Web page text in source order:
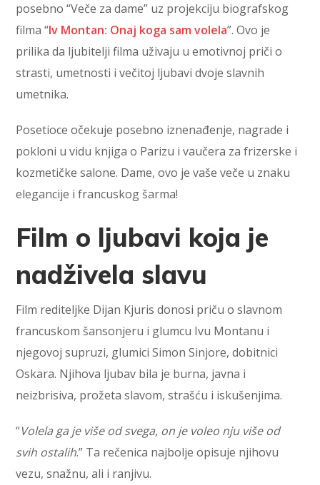
posebno “Veče za dame” uz projekciju biografskog
filma “Iv Montan: Onaj koga sam volela”. Ovo je
prilika da ljubitelji filma uživaju u emotivnoj priči o
strasti, umetnosti i večitoj ljubavi dvoje slavnih
umetnika.
Posetioce očekuje posebno iznenađenje, nagrade i
pokloni u vidu knjiga o Parizu i vaučera za frizerske i
kozmetičke salone. Dame, ovo je vaše veče u znaku
elegancije i francuskog šarma!
Film o ljubavi koja je
nadživela slavu
Film rediteljke Dijan Kjuris donosi priču o slavnom
francuskom šansonjeru i glumcu Ivu Montanu i
njegovoj supruzi, glumici Simon Sinjore, dobitnici
Oskara. Njihova ljubav bila je burna, javna i
neizbrisiva, prožeta slavom, strašću i iskušenjima.
“Volela ga je više od svega, on je voleo nju više od
svih ostalih.” Ta rečenica najbolje opisuje njihovu
vezu, snažnu, ali i ranjivu.